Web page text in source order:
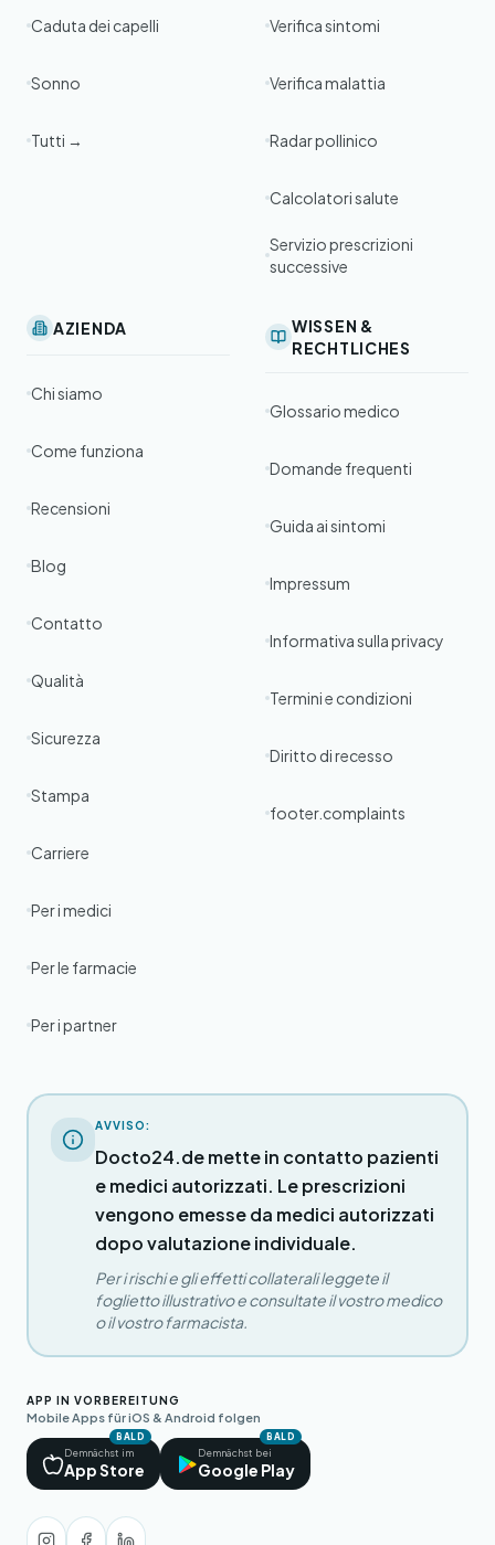
Caduta dei capelli
Sonno
Tutti →
Verifica sintomi
Verifica malattia
Radar pollinico
Calcolatori salute
Servizio prescrizioni
successive
AZIENDA
Chi siamo
Come funziona
Recensioni
Blog
Contatto
Qualità
Sicurezza
Stampa
Carriere
Per i medici
Per le farmacie
Per i partner
WISSEN &
RECHTLICHES
Glossario medico
Domande frequenti
Guida ai sintomi
Impressum
Informativa sulla privacy
Termini e condizioni
Diritto di recesso
footer.complaints
AVVISO:
Docto24.de mette in contatto pazienti
e medici autorizzati. Le prescrizioni
vengono emesse da medici autorizzati
dopo valutazione individuale.
Per i rischi e gli effetti collaterali leggete il
foglietto illustrativo e consultate il vostro medico
o il vostro farmacista.
APP IN VORBEREITUNG
Mobile Apps für iOS & Android folgen
BALD
Demnächst im
App Store
BALD
Demnächst bei
Google Play